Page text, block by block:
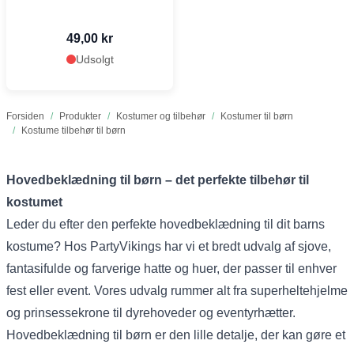
Forsiden / Produkter / Kostumer og tilbehør /
Kostumer til børn
/
Kostume tilbehør til børn
49,00 kr
Udsolgt
Hovedbeklædning til børn – det perfekte tilbehør til
kostumet
Leder du efter den perfekte hovedbeklædning til dit barns
kostume? Hos PartyVikings har vi et bredt udvalg af sjove,
fantasifulde og farverige hatte og huer, der passer til enhver
fest eller event. Vores udvalg rummer alt fra superheltehjelme
og prinsessekrone til dyrehoveder og eventyrhætter.
Hovedbeklædning til børn er den lille detalje, der kan gøre et